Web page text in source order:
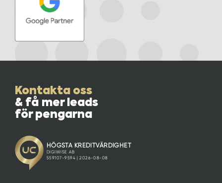
Kontakta oss
& få mer leads
för pengarna